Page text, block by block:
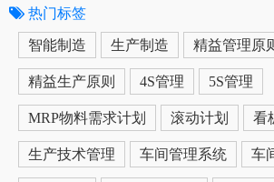
热门标签
智能制造 生产制造 精益管理原
精益生产原则 4S管理 5S管理
MRP物料需求计划 滚动计划 看
生产技术管理 车间管理系统 车